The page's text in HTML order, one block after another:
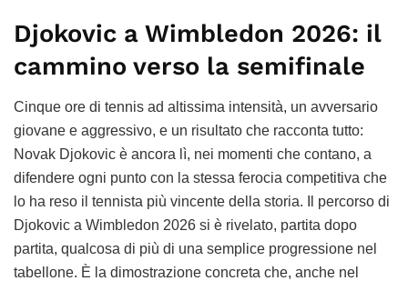
Djokovic a Wimbledon 2026: il
cammino verso la semifinale
Cinque ore di tennis ad altissima intensità, un avversario
giovane e aggressivo, e un risultato che racconta tutto:
Novak Djokovic è ancora lì, nei momenti che contano, a
difendere ogni punto con la stessa ferocia competitiva che
lo ha reso il tennista più vincente della storia. Il percorso di
Djokovic a Wimbledon 2026 si è rivelato, partita dopo
partita, qualcosa di più di una semplice progressione nel
tabellone. È la dimostrazione concreta che, anche nel